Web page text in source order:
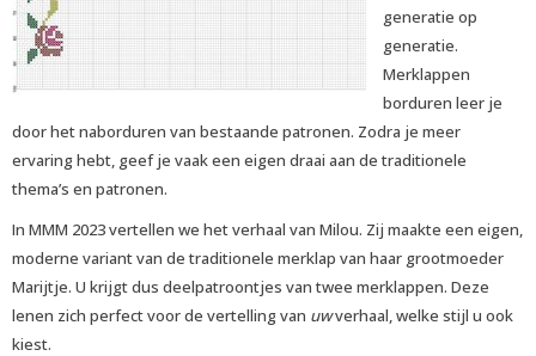
generatie op
generatie.
Merklappen
borduren leer je
door het naborduren van bestaande patronen. Zodra je meer
ervaring hebt, geef je vaak een eigen draai aan de traditionele
thema’s en patronen.
In MMM 2023 vertellen we het verhaal van Milou. Zij maakte een eigen,
moderne variant van de traditionele merklap van haar grootmoeder
Marijtje. U krijgt dus deelpatroontjes van twee merklappen. Deze
lenen zich perfect voor de vertelling van uwverhaal, welke stijl u ook
kiest.